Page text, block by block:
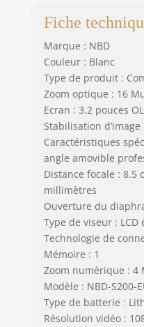
Fiche
Marque : NBD
Couleur : Blanc
Type de produit :
Zoom optique : 16
Ecran : 3.2 pouces
Stabilisation d’image
Caractéristiques
angle amovible
Distance focale : 8.5
millimètres
Ouverture du
Type de viseur : LCD
Technologie de
Mémoire : 1
Zoom numérique : 4
Modèle : NBD-S200-
Type de batterie :
Résolution vidéo :